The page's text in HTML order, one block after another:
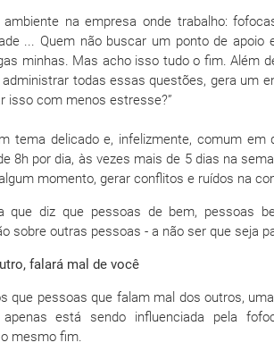
ambiente na empresa onde trabalho:
... Quem não buscar um ponto de
minhas. Mas acho isso tudo o fim. Além
todas essas questões, gera um
isso com menos estresse?”
tema delicado e, infelizmente, comum
8h por dia, às vezes mais de 5 dias na
momento, gerar conflitos e ruídos na
que diz que pessoas de bem, pessoas
sobre outras pessoas - a não ser que seja
falará mal de você
que pessoas que falam mal dos outros,
está sendo influenciada pela
mesmo fim.